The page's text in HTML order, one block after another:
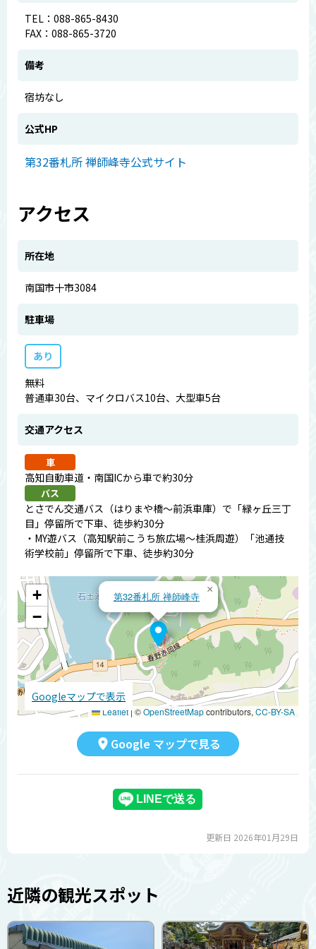
TEL：088-865-8430
FAX：088-865-3720
備考
宿坊なし
公式HP
第32番札所 禅師峰寺公式サイト
アクセス
所在地
南国市十市3084
駐車場
あり
無料
普通車30台、マイクロバス10台、大型車5台
交通アクセス
車
高知自動車道・南国ICから車で約30分
バス
とさでん交通バス（はりまや橋～前浜車庫）で「緑ヶ丘三丁
目」停留所で下車、徒歩約30分
・MY遊バス（高知駅前こうち旅広場～桂浜周遊）「池通技
術学校前」停留所で下車、徒歩約30分
第32番札所 禅師峰寺
×
+
−
Leaflet | ©OpenStreetMapcontributors, CC-BY-SA
Googleマップで表示
Google マップで見る
更新日 2026年01月29日
近隣の観光スポット